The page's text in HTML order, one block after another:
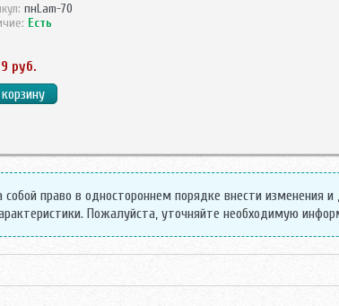
пнLam-70
Есть
руб.
собой право в одностороннем порядке внести изменения
Пожалуйста, уточняйте необходимую